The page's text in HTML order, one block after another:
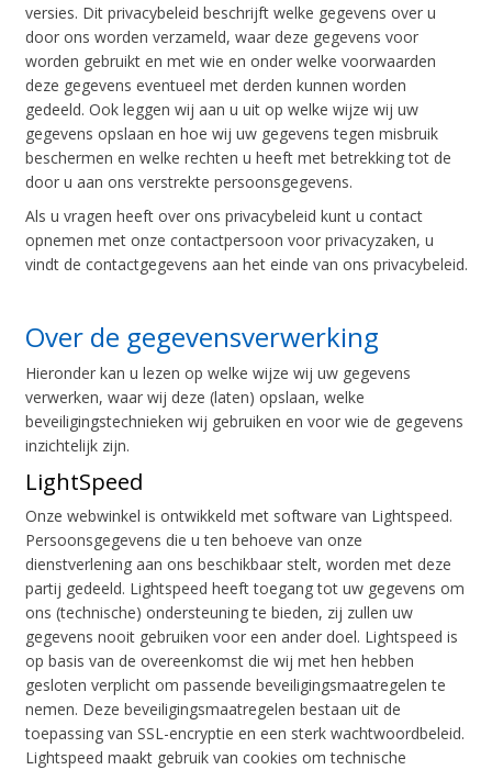
versies. Dit privacybeleid beschrijft welke gegevens over u
door ons worden verzameld, waar deze gegevens voor
worden gebruikt en met wie en onder welke voorwaarden
deze gegevens eventueel met derden kunnen worden
gedeeld. Ook leggen wij aan u uit op welke wijze wij uw
gegevens opslaan en hoe wij uw gegevens tegen misbruik
beschermen en welke rechten u heeft met betrekking tot de
door u aan ons verstrekte persoonsgegevens.
Als u vragen heeft over ons privacybeleid kunt u contact
opnemen met onze contactpersoon voor privacyzaken, u
vindt de contactgegevens aan het einde van ons privacybeleid.
Over de gegevensverwerking
Hieronder kan u lezen op welke wijze wij uw gegevens
verwerken, waar wij deze (laten) opslaan, welke
beveiligingstechnieken wij gebruiken en voor wie de gegevens
inzichtelijk zijn.
LightSpeed
Onze webwinkel is ontwikkeld met software van Lightspeed.
Persoonsgegevens die u ten behoeve van onze
dienstverlening aan ons beschikbaar stelt, worden met deze
partij gedeeld. Lightspeed heeft toegang tot uw gegevens om
ons (technische) ondersteuning te bieden, zij zullen uw
gegevens nooit gebruiken voor een ander doel. Lightspeed is
op basis van de overeenkomst die wij met hen hebben
gesloten verplicht om passende beveiligingsmaatregelen te
nemen. Deze beveiligingsmaatregelen bestaan uit de
toepassing van SSL-encryptie en een sterk wachtwoordbeleid.
Lightspeed maakt gebruik van cookies om technische